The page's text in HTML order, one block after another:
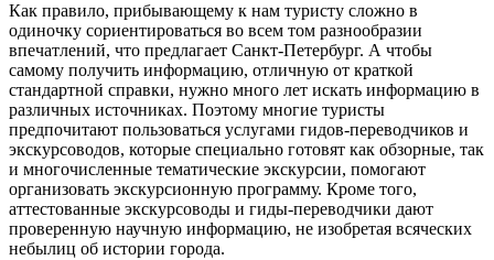
Как правило, прибывающему к нам туристу сложно в
одиночку сориентироваться во всем том разнообразии
впечатлений, что предлагает Санкт-Петербург. А чтобы
самому получить информацию, отличную от краткой
стандартной справки, нужно много лет искать информацию в
различных источниках. Поэтому многие туристы
предпочитают пользоваться услугами гидов-переводчиков и
экскурсоводов, которые специально готовят как обзорные, так
и многочисленные тематические экскурсии, помогают
организовать экскурсионную программу. Кроме того,
аттестованные экскурсоводы и гиды-переводчики дают
проверенную научную информацию, не изобретая всяческих
небылиц об истории города.